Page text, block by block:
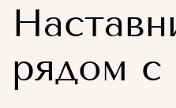
рядом с